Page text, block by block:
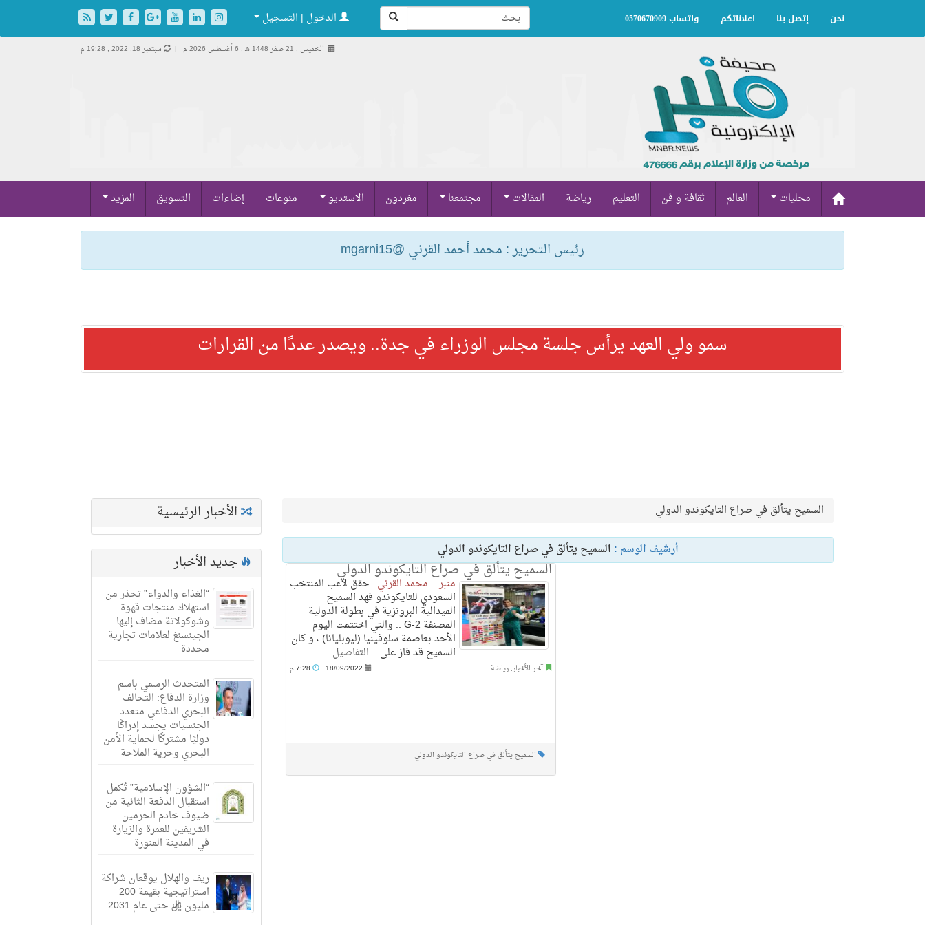
نحن إتصل بنا اعلاناتكم واتساب 0570670909 الدخول | التسجيل
الخميس , 21 صفر 1448 هـ , 6 أغسطس 2026 م | سبتمبر 18, 2022 , 19:28 م
محليات العالم ثقافة و فن التعليم رياضة المقالات مجتمعنا مغردون الاستديو منوعات إضاءات التسويق المزيد
رئيس التحرير : محمد أحمد القرني @mgarni15
سمو ولي العهد يرأس جلسة مجلس الوزراء في جدة.. ويصدر عددًا من القرارات
الأخبار الرئيسية
جديد الأخبار
“الغذاء والدواء” تحذر من
استهلاك منتجات قهوة
وشوكولاتة مضاف إليها
الجينسنغ لعلامات تجارية
محددة
المتحدث الرسمي باسم
وزارة الدفاع: التحالف
البحري الدفاعي متعدد
الجنسيات يجسد إدراكًا
دوليًا مشتركًا لحماية الأمن
البحري وحرية الملاحة
“الشؤون الإسلامية” تُكمل
استقبال الدفعة الثانية من
ضيوف خادم الحرمين
الشريفين للعمرة والزيارة
في المدينة المنورة
ريف والهلال يوقعان شراكة
استراتيجية بقيمة 200
مليون ريال حتى عام 2031
السميح يتألق في صراع التايكوندو الدولي
أرشيف الوسم : السميح يتألق في صراع التايكوندو الدولي
السميح يتألق في صراع التايكوندو الدولي
منبر _ محمد القرني :حقق لاعب المنتخب
السعودي للتايكوندو فهد السميح
الميدالية البرونزية في بطولة الدولية
المصنفة G-2 .. والتي اختتمت اليوم
الأحد بعاصمة سلوفينيا (ليوبليانا) ، و كان
السميح قد فاز على .. التفاصيل
آخر الأخبار,رياضة 18/09/2022
السميح يتألق في صراع التايكوندو الدولي